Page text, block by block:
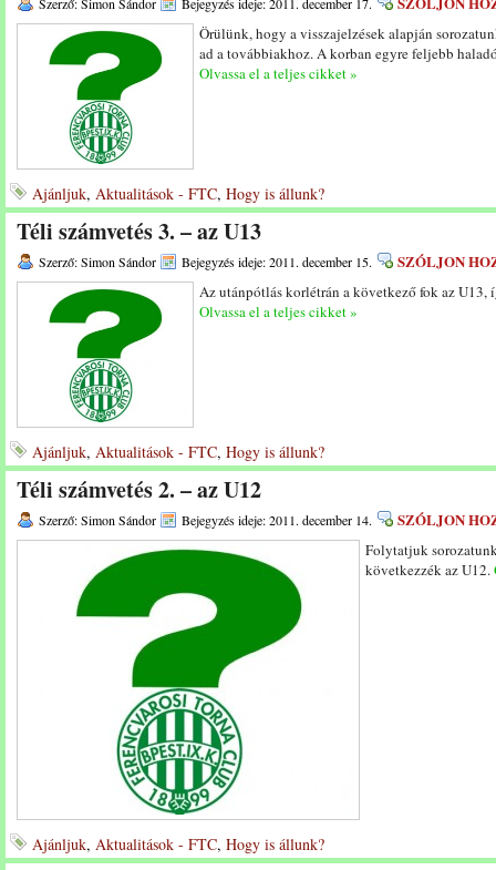
Örülünk, hogy a visszajelzések alapján
ad a továbbiakhoz. A korban egyre feljebb
Olvassa el a teljes cikket »
Ajánljuk, Aktualitások - FTC, Hogy is állunk?
Téli számvetés 3. – az U13
Szerző: Simon Sándor Bejegyzés ideje: 2011. december 15. SZÓLJON
Az utánpótlás korlétrán a következő fok az
Olvassa el a teljes cikket »
Ajánljuk, Aktualitások - FTC, Hogy is állunk?
Téli számvetés 2. – az U12
Szerző: Simon Sándor Bejegyzés ideje: 2011. december 14. SZÓLJON
Folytatjuk
következzék az U12.
Ajánljuk, Aktualitások - FTC, Hogy is állunk?